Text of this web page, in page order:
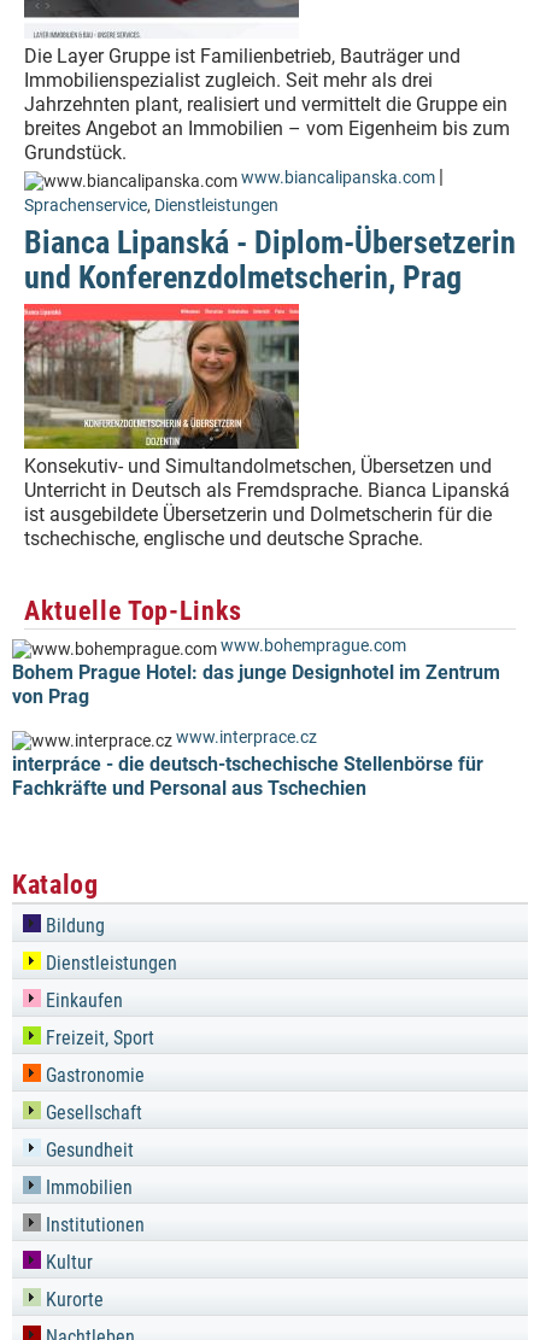
Die Layer Gruppe ist Familienbetrieb, Bauträger und
Immobilienspezialist zugleich. Seit mehr als drei
Jahrzehnten plant, realisiert und vermittelt die Gruppe ein
breites Angebot an Immobilien – vom Eigenheim bis zum
Grundstück.
www.biancalipanska.com |
Sprachenservice, Dienstleistungen
Bianca Lipanská - Diplom-Übersetzerin
und Konferenzdolmetscherin, Prag
Konsekutiv- und Simultandolmetschen, Übersetzen und
Unterricht in Deutsch als Fremdsprache. Bianca Lipanská
ist ausgebildete Übersetzerin und Dolmetscherin für die
tschechische, englische und deutsche Sprache.
Aktuelle Top-Links
www.bohemprague.com
Bohem Prague Hotel: das junge Designhotel im Zentrum
von Prag
www.interprace.cz
interpráce - die deutsch-tschechische Stellenbörse für
Fachkräfte und Personal aus Tschechien
Katalog
Bildung
Dienstleistungen
Einkaufen
Freizeit, Sport
Gastronomie
Gesellschaft
Gesundheit
Immobilien
Institutionen
Kultur
Kurorte